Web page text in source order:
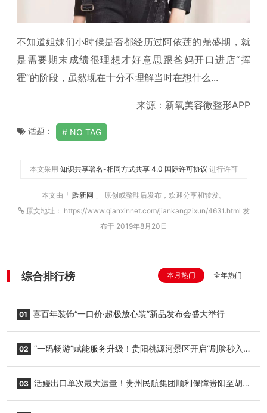
不知道姐妹们小时候是否都经历过阿依莲的鼎盛期，就
是需要期末成绩很理想才好意思跟爸妈开口进店“挥
霍”的阶段，虽然现在十分不理解当时在想什么...
来源：新氧美容微整形APP
话题： NO TAG
本文采用 知识共享署名-相同方式共享 4.0 国际许可协议 进行许可
本文由「 黔新网 」 原创或整理后发布，欢迎分享和转发。
原文地址： https://www.qianxinnet.com/jiankangzixun/4631.html 发
布于 2019年8月20日
综合排行榜 本月热门 全年热门
01 喜百年装饰“一口价·超极放心装”新品发布会盛大举行
02 “一码畅游”赋能服务升级！贵阳桃源河景区开启“刷脸秒入
03 活鳗出口单次最大运量！贵州民航集团顺利保障贵阳至胡